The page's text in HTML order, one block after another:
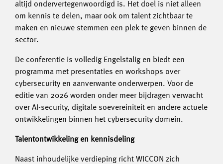
altijd ondervertegenwoordigd is. Het doel is niet alleen
om kennis te delen, maar ook om talent zichtbaar te
maken en nieuwe stemmen een plek te geven binnen de
sector.
De conferentie is volledig Engelstalig en biedt een
programma met presentaties en workshops over
cybersecurity en aanverwante onderwerpen. Voor de
editie van 2026 worden onder meer bijdragen verwacht
over AI-security, digitale soevereiniteit en andere actuele
ontwikkelingen binnen het cybersecurity domein.
Talentontwikkeling en kennisdeling
Naast inhoudelijke verdieping richt WICCON zich